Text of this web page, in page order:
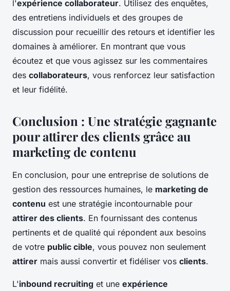
l'expérience collaborateur. Utilisez des enquêtes,
des entretiens individuels et des groupes de
discussion pour recueillir des retours et identifier les
domaines à améliorer. En montrant que vous
écoutez et que vous agissez sur les commentaires
des collaborateurs, vous renforcez leur satisfaction
et leur fidélité.
Conclusion : Une stratégie gagnante
pour attirer des clients grâce au
marketing de contenu
En conclusion, pour une entreprise de solutions de
gestion des ressources humaines, le marketing de
contenu est une stratégie incontournable pour
attirer des clients. En fournissant des contenus
pertinents et de qualité qui répondent aux besoins
de votre public cible, vous pouvez non seulement
attirer mais aussi convertir et fidéliser vos clients.
L'inbound recruiting et une expérience